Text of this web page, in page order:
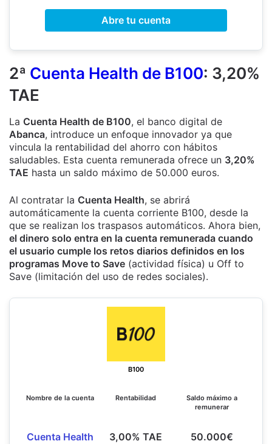
Abre tu cuenta
2ª Cuenta Health de B100: 3,20%
TAE
La Cuenta Health de B100, el banco digital de
Abanca, introduce un enfoque innovador ya que
vincula la rentabilidad del ahorro con hábitos
saludables. Esta cuenta remunerada ofrece un 3,20%
TAE hasta un saldo máximo de 50.000 euros.
Al contratar la Cuenta Health, se abrirá
automáticamente la cuenta corriente B100, desde la
que se realizan los traspasos automáticos. Ahora bien,
el dinero solo entra en la cuenta remunerada cuando
el usuario cumple los retos diarios definidos en los
programas Move to Save (actividad física) u Off to
Save (limitación del uso de redes sociales).
B100
Nombre de la cuenta
Cuenta Health
Rentabilidad
3,00% TAE
Saldo máximo a
remunerar
50.000€